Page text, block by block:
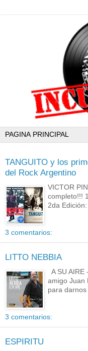
TANGUITO y los
del Rock Argentino
VICTOR
completo!!!
2da
3 comentarios:
LITTO NEBBIA
A SU
amigo Juan
para darnos
3 comentarios:
ESPIRITU